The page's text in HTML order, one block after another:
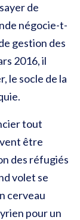
de
négocie-t-
gestion des
2016, il
le socle de la
tout
être
des réfugiés
volet se
cerveau
pour un